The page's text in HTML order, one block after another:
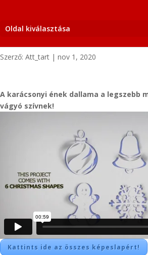
Oldal kiválasztása
Szerző: Att_tart | nov 1, 2020
A karácsonyi ének dallama a legszebb
vágyó szívnek!
Kattints ide az összes képeslapért!